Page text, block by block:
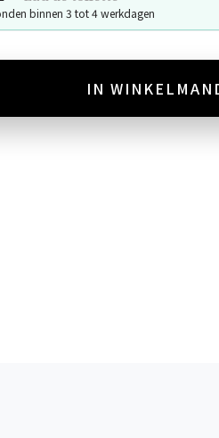
binnen 3 tot 4 werkdagen
IN